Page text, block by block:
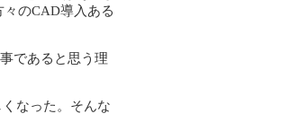
のCAD導入ある
であると思う理
なった。そんな